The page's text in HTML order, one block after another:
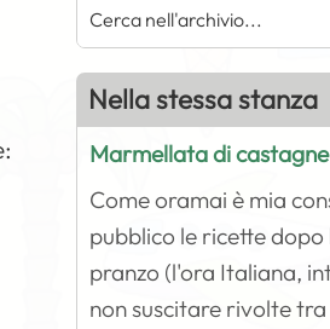
Nella stessa stanza
Marmellata di castagne
Come oramai è mia
pubblico le ricette dopo
pranzo (l'ora Italiana,
non suscitare rivolte tra